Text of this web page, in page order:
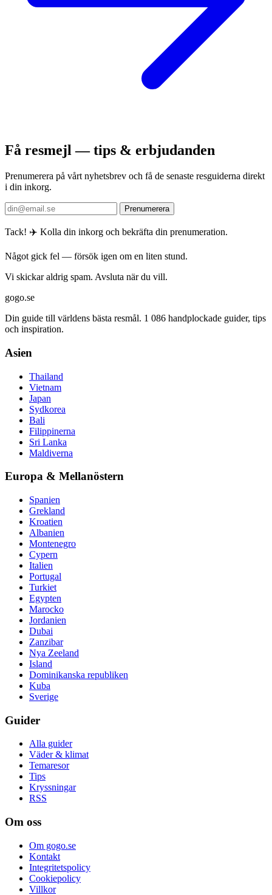
Få resmejl — tips & erbjudanden
Prenumerera på vårt nyhetsbrev och få de senaste resguiderna direkt
i din inkorg.
Prenumerera
Tack! ✈️ Kolla din inkorg och bekräfta din prenumeration.
Något gick fel — försök igen om en liten stund.
Vi skickar aldrig spam. Avsluta när du vill.
gogo.se
Din guide till världens bästa resmål. 1 086 handplockade guider, tips
och inspiration.
Asien
Thailand
Vietnam
Japan
Sydkorea
Bali
Filippinerna
Sri Lanka
Maldiverna
Europa & Mellanöstern
Spanien
Grekland
Kroatien
Albanien
Montenegro
Cypern
Italien
Portugal
Turkiet
Egypten
Marocko
Jordanien
Dubai
Zanzibar
Nya Zeeland
Island
Dominikanska republiken
Kuba
Sverige
Guider
Alla guider
Väder & klimat
Temaresor
Tips
Kryssningar
RSS
Om oss
Om gogo.se
Kontakt
Integritetspolicy
Cookiepolicy
Villkor